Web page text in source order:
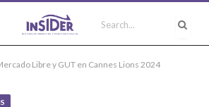
Libre y GUT en Cannes Lions 2024